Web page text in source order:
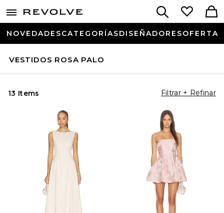
NOVEDADESCATEGORÍASDISEÑADORESOFERTA
VESTIDOS ROSA PALO
13 Items Filtrar + Refinar